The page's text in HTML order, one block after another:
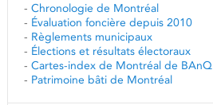
- Chronologie de Montréal
- Évaluation foncière depuis 2010
- Règlements municipaux
- Élections et résultats électoraux
- Cartes-index de Montréal de BAnQ
- Patrimoine bâti de Montréal